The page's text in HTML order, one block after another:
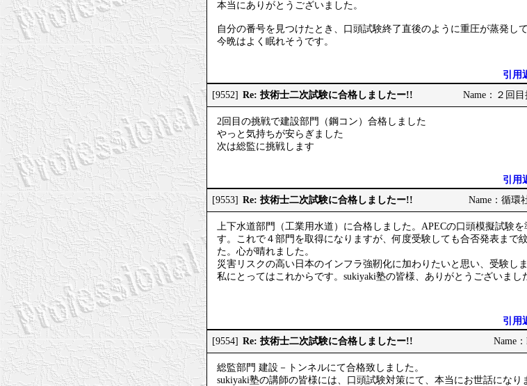
本当にありがとうございました。
自分の番号を見つけたとき、口頭試験終了直後のように重圧が蒸発し
今晩はよく眠れそうです。
引用
[9552] Re: 技術士二次試験に合格しましたー!! Name：２回
2回目の挑戦で建設部門（鋼コン）合格しました
やっと気持ちが安らぎました
次は総監に挑戦します
引用
[9553] Re: 技術士二次試験に合格しましたー!! Name：循環
上下水道部門（工業用水道）に合格しました。APECの口頭模擬試験
す。これで４部門を取得になりますが、何度受験しても合否発表まで
た。心が晴れました。
災害リスクの高い日本のインフラ強靭化に加わりたいと思い、受験しま
私にとってはこれからです。sukiyaki塾の皆様、ありがとうございまし
引用
[9554] Re: 技術士二次試験に合格しましたー!! Name
総監部門 建設－トンネルにて合格致しました。
sukiyaki塾の講師の皆様には、口頭試験対策にて、本当にお世話になり